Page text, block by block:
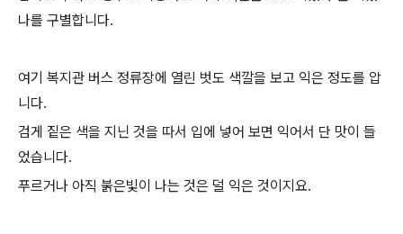
나를 구별합니다.
여기 복지관 버스 정류장에 열린 벗도 색깔을 보고 익은 정도를 압
니다.
검게 짙은 색을 지닌 것을 따서 입에 넣어 보면 익어서 단 맛이 들
었습니다.
푸르거나 아직 붉은빛이 나는 것은 덜 익은 것이지요.